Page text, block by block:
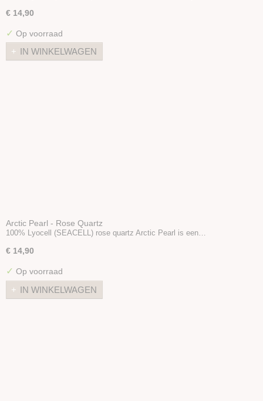
€ 14,90
✓ Op voorraad
IN WINKELWAGEN
Arctic Pearl - Rose Quartz
100% Lyocell (SEACELL) rose quartz Arctic Pearl is een…
€ 14,90
✓ Op voorraad
IN WINKELWAGEN